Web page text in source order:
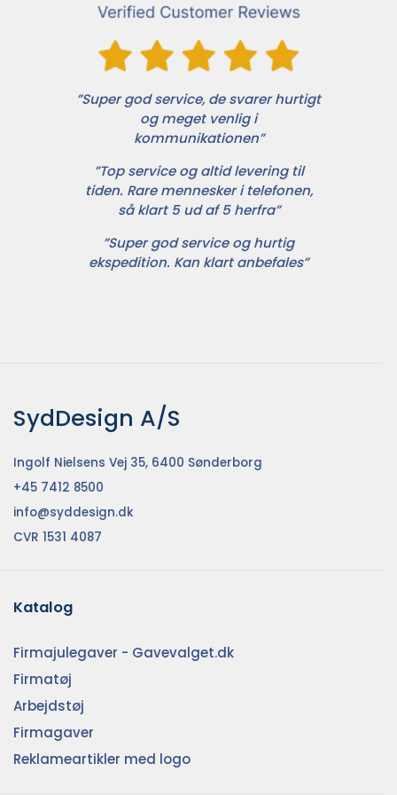
”Super god service, de svarer hurtigt
og meget venlig i
kommunikationen”
”Top service og altid levering til
tiden. Rare mennesker i telefonen,
så klart 5 ud af 5 herfra”
”Super god service og hurtig
ekspedition. Kan klart anbefales”
SydDesign A/S
Ingolf Nielsens Vej 35, 6400 Sønderborg
+45 7412 8500
info@syddesign.dk
CVR 1531 4087
Katalog
Firmajulegaver - Gavevalget.dk
Firmatøj
Arbejdstøj
Firmagaver
Reklameartikler med logo